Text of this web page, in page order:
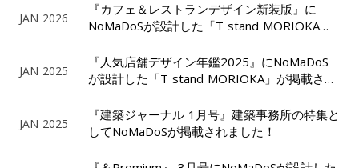
JAN 2026
『カフェ＆レストランデザイン新装版』に
NoMaDoSが設計した「T stand MORIOKA」
JAN 2025
『人気店舗デザイン年鑑2025』にNoMaDoS
が設計した「T stand MORIOKA」が掲載され
JAN 2025
『建築ジャーナル 1月号』建築事務所の特集と
してNoMaDoSが掲載されました！